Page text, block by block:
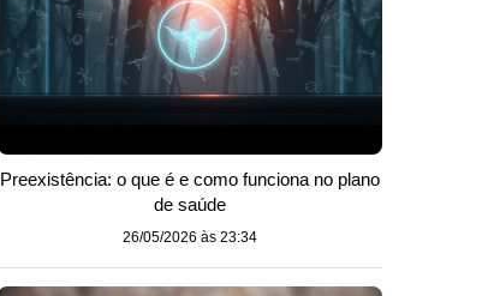
Preexistência: o que é e como funciona no plano
de saúde
26/05/2026 às 23:34